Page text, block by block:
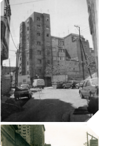
L’Autobús
Trinitat Vella|Refotografia